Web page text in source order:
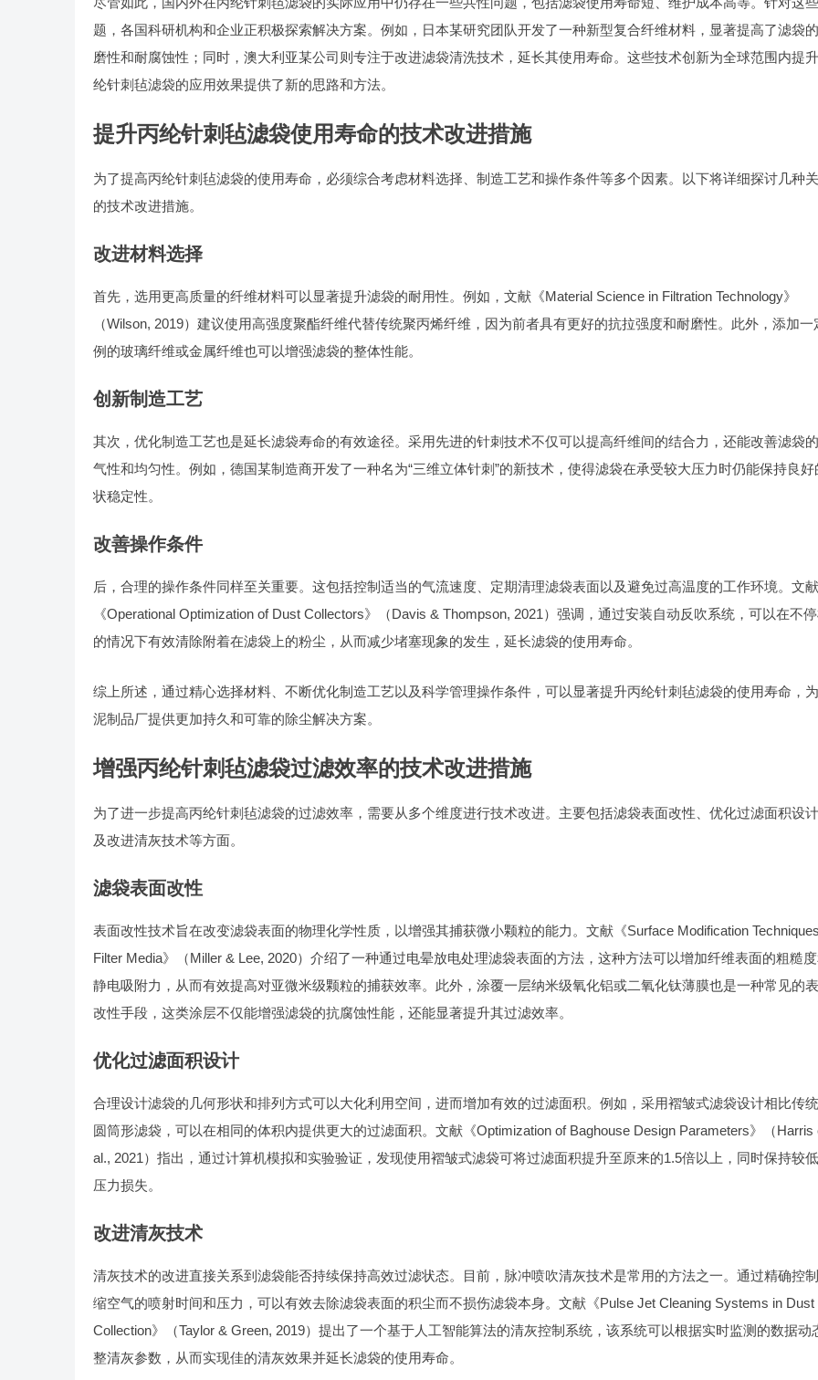
题，各国科研机构和企业正积极探索解决方案。例如，日本某研究团队开发了一种新型复合纤维材料，显著提高了滤袋
磨性和耐腐蚀性；同时，澳大利亚某公司则专注于改进滤袋清洗技术，延长其使用寿命。这些技术创新为全球范围内提
纶针刺毡滤袋的应用效果提供了新的思路和方法。
提升丙纶针刺毡滤袋使用寿命的技术改进措施
为了提高丙纶针刺毡滤袋的使用寿命，必须综合考虑材料选择、制造工艺和操作条件等多个因素。以下将详细探讨几种
的技术改进措施。
改进材料选择
首先，选用更高质量的纤维材料可以显著提升滤袋的耐用性。例如，文献《Material Science in Filtration Technology》
（Wilson, 2019）建议使用高强度聚酯纤维代替传统聚丙烯纤维，因为前者具有更好的抗拉强度和耐磨性。此外，添加一
例的玻璃纤维或金属纤维也可以增强滤袋的整体性能。
创新制造工艺
其次，优化制造工艺也是延长滤袋寿命的有效途径。采用先进的针刺技术不仅可以提高纤维间的结合力，还能改善滤袋
气性和均匀性。例如，德国某制造商开发了一种名为“三维立体针刺”的新技术，使得滤袋在承受较大压力时仍能保持良好
状稳定性。
改善操作条件
后，合理的操作条件同样至关重要。这包括控制适当的气流速度、定期清理滤袋表面以及避免过高温度的工作环境。文献
《Operational Optimization of Dust Collectors》（Davis & Thompson, 2021）强调，通过安装自动反吹系统，可以在不
的情况下有效清除附着在滤袋上的粉尘，从而减少堵塞现象的发生，延长滤袋的使用寿命。
综上所述，通过精心选择材料、不断优化制造工艺以及科学管理操作条件，可以显著提升丙纶针刺毡滤袋的使用寿命，
泥制品厂提供更加持久和可靠的除尘解决方案。
增强丙纶针刺毡滤袋过滤效率的技术改进措施
为了进一步提高丙纶针刺毡滤袋的过滤效率，需要从多个维度进行技术改进。主要包括滤袋表面改性、优化过滤面积设
及改进清灰技术等方面。
滤袋表面改性
表面改性技术旨在改变滤袋表面的物理化学性质，以增强其捕获微小颗粒的能力。文献《Surface Modification
Filter Media》（Miller & Lee, 2020）介绍了一种通过电晕放电处理滤袋表面的方法，这种方法可以增加纤维表面的粗糙
静电吸附力，从而有效提高对亚微米级颗粒的捕获效率。此外，涂覆一层纳米级氧化铝或二氧化钛薄膜也是一种常见的
改性手段，这类涂层不仅能增强滤袋的抗腐蚀性能，还能显著提升其过滤效率。
优化过滤面积设计
合理设计滤袋的几何形状和排列方式可以大化利用空间，进而增加有效的过滤面积。例如，采用褶皱式滤袋设计相比传
圆筒形滤袋，可以在相同的体积内提供更大的过滤面积。文献《Optimization of Baghouse Design Parameters》（Harris
al., 2021）指出，通过计算机模拟和实验验证，发现使用褶皱式滤袋可将过滤面积提升至原来的1.5倍以上，同时保持较
压力损失。
改进清灰技术
清灰技术的改进直接关系到滤袋能否持续保持高效过滤状态。目前，脉冲喷吹清灰技术是常用的方法之一。通过精确控
缩空气的喷射时间和压力，可以有效去除滤袋表面的积尘而不损伤滤袋本身。文献《Pulse Jet Cleaning Systems in Dust
Collection》（Taylor & Green, 2019）提出了一个基于人工智能算法的清灰控制系统，该系统可以根据实时监测的数据动
整清灰参数，从而实现佳的清灰效果并延长滤袋的使用寿命。